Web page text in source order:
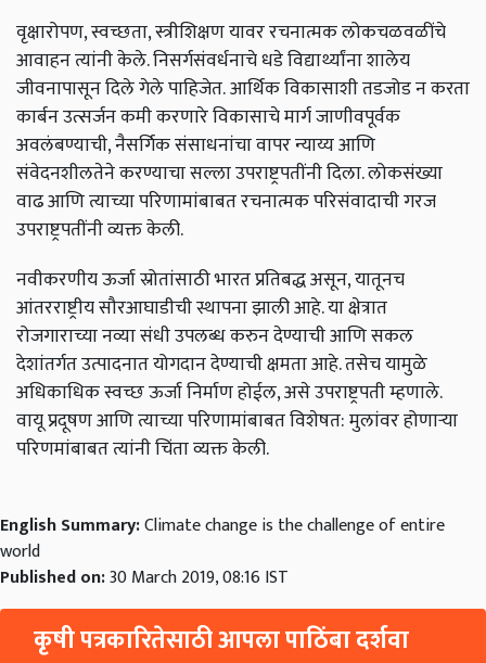
वृक्षारोपण, स्वच्छता, स्त्रीशिक्षण यावर रचनात्मक लोकचळवळींचे
आवाहन त्यांनी केले. निसर्गसंवर्धनाचे धडे विद्यार्थ्यांना शालेय
जीवनापासून दिले गेले पाहिजेत.आर्थिक विकासाशी तडजोड न करता
कार्बन उत्सर्जन कमी करणारे विकासाचे मार्ग जाणीवपूर्वक
अवलंबण्याची, नैसर्गिक संसाधनांचा वापर न्याय्य आणि
संवेदनशीलतेने करण्याचा सल्ला उपराष्ट्रपतींनी दिला. लोकसंख्या
वाढ आणि त्याच्या परिणामांबाबत रचनात्मक परिसंवादाची गरज
उपराष्ट्रपतींनी व्यक्त केली.
नवीकरणीय ऊर्जा स्रोतांसाठी भारत प्रतिबद्ध असून, यातूनच
आंतरराष्ट्रीय सौरआघाडीची स्थापना झाली आहे. या क्षेत्रात
रोजगाराच्या नव्या संधी उपलब्ध करुन देण्याची आणि सकल
देशांतर्गत उत्पादनात योगदान देण्याची क्षमता आहे. तसेच यामुळे
अधिकाधिक स्वच्छ ऊर्जा निर्माण होईल, असे उपराष्ट्रपती म्हणाले.
वायू प्रदूषण आणि त्याच्या परिणामांबाबत विशेषत: मुलांवर होणाऱ्या
परिणमांबाबत त्यांनी चिंता व्यक्त केली.
English Summary:Climate change is the challenge of entire
world
Published on:30 March 2019, 08:16 IST
कृषी पत्रकारितेसाठी आपला पाठिंबा दर्शवा